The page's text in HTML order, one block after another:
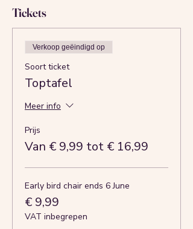
Tickets
Verkoop geëindigd op
Soort ticket
Toptafel
Meer info
Prijs
Van € 9,99 tot € 16,99
Early bird chair ends 6 June
€ 9,99
VAT inbegrepen